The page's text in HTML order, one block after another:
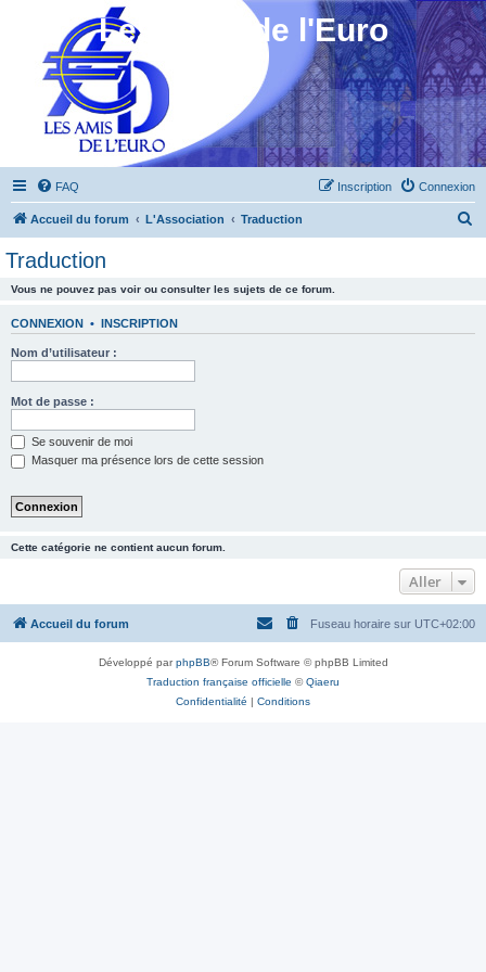
Les Amis de l'Euro
FAQ Connexion
Inscription
Accueil du forum L'Association Traduction
Traduction
Vous ne pouvez pas voir ou consulter les sujets de ce forum.
CONNEXION • INSCRIPTION
Nom d’utilisateur :
Mot de passe :
Se souvenir de moi
Masquer ma présence lors de cette session
Cette catégorie ne contient aucun forum.
Aller
Accueil du forum Fuseau horaire sur UTC+02:00
Développé parphpBB® Forum Software © phpBB Limited
Traduction française officielle ©Qiaeru
Confidentialité | Conditions